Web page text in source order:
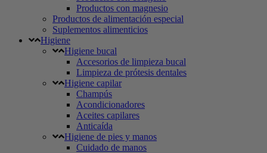
Productos con magnesio
Productos de alimentación especial
Suplementos alimenticios
Higiene
Higiene bucal
Accesorios de limpieza bucal
Limpieza de prótesis dentales
Higiene capilar
Champús
Acondicionadores
Aceites capilares
Anticaída
Higiene de pies y manos
Cuidado de manos